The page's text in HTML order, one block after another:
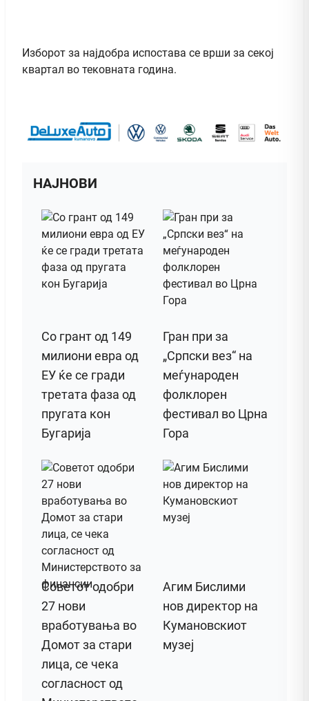
Изборот за најдобра испостава се врши за секој
квартал во тековната година.
НАЈНОВИ
Со грант од 149
милиони евра од
ЕУ ќе се гради
третата фаза од
пругата кон
Бугарија
Гран при за
„Српски вез“ на
меѓународен
фолклорен
фестивал во Црна
Гора
Советот одобри
27 нови
вработувања во
Домот за стари
лица, се чека
согласност од
Агим Бислими
нов директор на
Кумановскиот
музеј